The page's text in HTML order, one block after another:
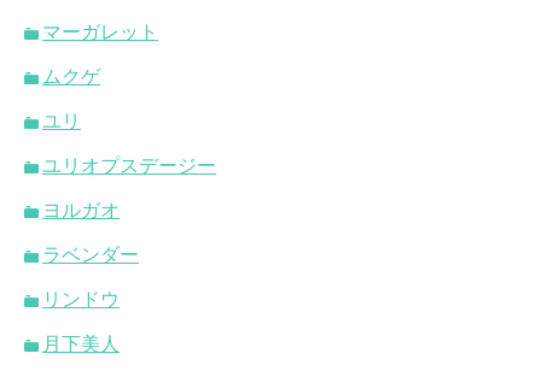
マーガレット
ムクゲ
ユリ
ユリオプスデージー
ヨルガオ
ラベンダー
リンドウ
月下美人